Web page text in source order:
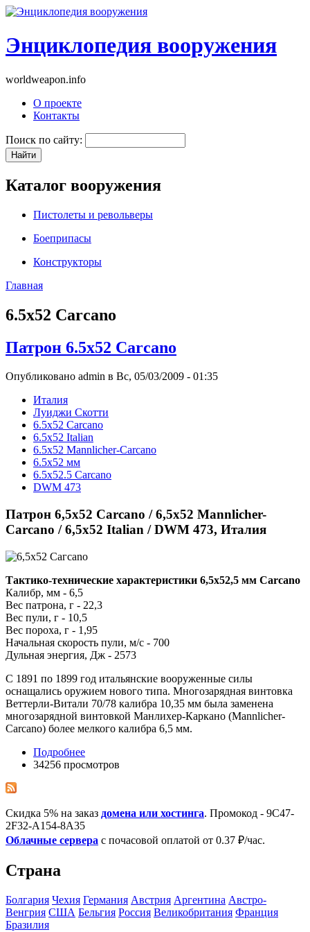
Энциклопедия вооружения
worldweapon.info
О проекте
Контакты
Поиск по сайту:
Каталог вооружения
Пистолеты и револьверы
Боеприпасы
Конструкторы
Главная
6.5x52 Cаrсаnо
Патрон 6.5x52 Cаrсаnо
Опубликовано admin в Вс, 05/03/2009 - 01:35
Италия
Луиджи Скотти
6.5x52 Cаrсаnо
6.5x52 Italian
6.5x52 Mannlicher-Carcano
6.5x52 мм
6.5x52.5 Carcano
DWM 473
Патрон 6,5x52 Cаrсаnо / 6,5x52 Mannlicher-
Carcano / 6,5x52 Italian / DWM 473, Италия
Тактико-технические характеристики 6,5x52,5 мм Carcano
Калибр, мм - 6,5
Вес патрона, г - 22,3
Вес пули, г - 10,5
Вес пороха, г - 1,95
Начальная скорость пули, м/с - 700
Дульная энергия, Дж - 2573
С 1891 по 1899 год итальянские вооруженные силы
оснащались оружием нового типа. Многозарядная винтовка
Веттерли-Витали 70/78 калибра 10,35 мм была заменена
многозарядной винтовкой Манлихер-Каркано (Mannlicher-
Carcano) более мелкого калибра 6,5 мм.
Подробнее
34256 просмотров
Скидка 5% на заказ домена или хостинга. Промокод - 9C47-
2F32-A154-8A35
Облачные сервера с почасовой оплатой от 0.37 ₽/час.
Страна
Болгария Чехия Германия Австрия Аргентина Австро-
Венгрия США Бельгия Росcия Великобритания Франция
Бразилия